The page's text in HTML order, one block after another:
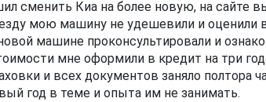
сменить Киа на более новую, на сайте
мою машину не удешевили и оценили
машине проконсультировали и
мне оформили в кредит на три
и всех документов заняло полтора
год в теме и опыта им не занимать.